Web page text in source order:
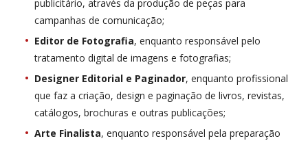
publicitário, através da produção de peças para
campanhas de comunicação;
Editor de Fotografia, enquanto responsável pelo
tratamento digital de imagens e fotografias;
Designer Editorial e Paginador, enquanto profissional
que faz a criação, design e paginação de livros, revistas,
catálogos, brochuras e outras publicações;
Arte Finalista, enquanto responsável pela preparação